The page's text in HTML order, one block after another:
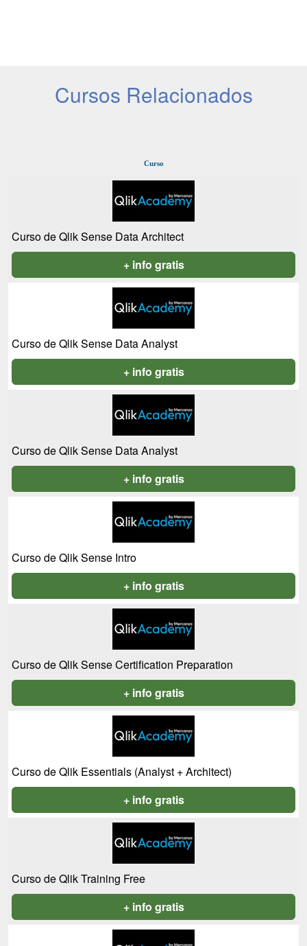
Cursos Relacionados
Curso
Curso de Qlik Sense Data Architect
+ info gratis
Curso de Qlik Sense Data Analyst
+ info gratis
Curso de Qlik Sense Data Analyst
+ info gratis
Curso de Qlik Sense Intro
+ info gratis
Curso de Qlik Sense Certification Preparation
+ info gratis
Curso de Qlik Essentials (Analyst + Architect)
+ info gratis
Curso de Qlik Training Free
+ info gratis